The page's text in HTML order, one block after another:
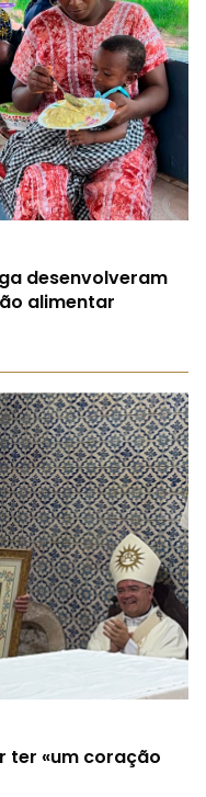
desenvolveram
alimentar
ter «um coração